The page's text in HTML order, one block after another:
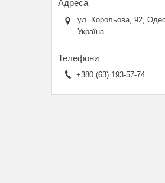
ул. Корольова, 92,
Україна
+380 (63) 193-57-74